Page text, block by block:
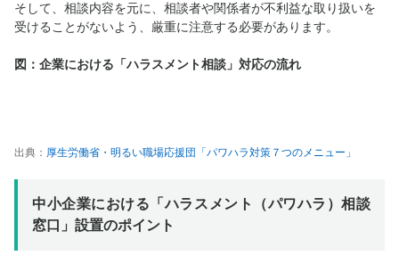
そして、相談内容を元に、相談者や関係者が不利益な取り扱いを
受けることがないよう、厳重に注意する必要があります。
図：企業における「ハラスメント相談」対応の流れ
出典： 厚生労働省・明るい職場応援団「パワハラ対策７つのメニュー」
中小企業における「ハラスメント（パワハラ）相談
窓口」設置のポイント